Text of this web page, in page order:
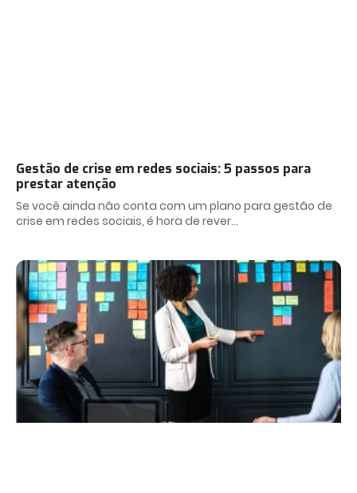
Gestão de crise em redes sociais: 5 passos para
prestar atenção
Se você ainda não conta com um plano para gestão de
crise em redes sociais, é hora de rever